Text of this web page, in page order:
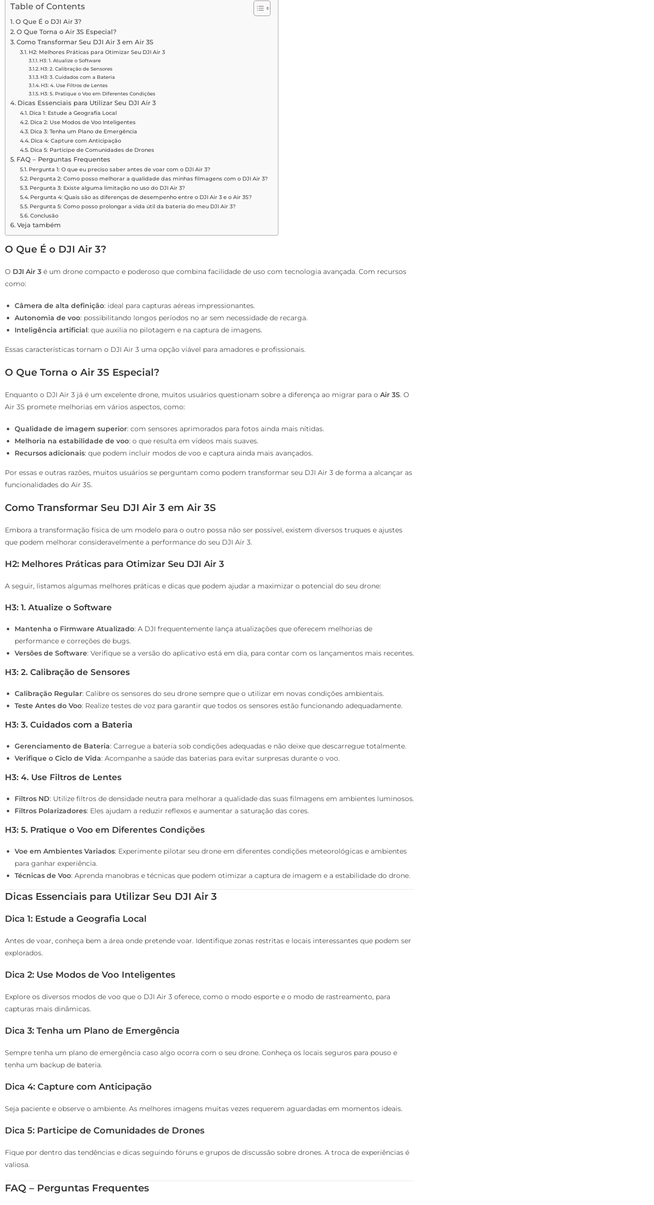
Table of Contents
O Que É o DJI Air 3?
O Que Torna o Air 3S Especial?
Como Transformar Seu DJI Air 3 em Air 3S
H2: Melhores Práticas para Otimizar Seu DJI Air 3
H3: 1. Atualize o Software
H3: 2. Calibração de Sensores
H3: 3. Cuidados com a Bateria
H3: 4. Use Filtros de Lentes
H3: 5. Pratique o Voo em Diferentes Condições
Dicas Essenciais para Utilizar Seu DJI Air 3
Dica 1: Estude a Geografia Local
Dica 2: Use Modos de Voo Inteligentes
Dica 3: Tenha um Plano de Emergência
Dica 4: Capture com Anticipação
Dica 5: Participe de Comunidades de Drones
FAQ – Perguntas Frequentes
Pergunta 1: O que eu preciso saber antes de voar com o DJI Air 3?
Pergunta 2: Como posso melhorar a qualidade das minhas filmagens com o DJI Air 3?
Pergunta 3: Existe alguma limitação no uso do DJI Air 3?
Pergunta 4: Quais são as diferenças de desempenho entre o DJI Air 3 e o Air 3S?
Pergunta 5: Como posso prolongar a vida útil da bateria do meu DJI Air 3?
Conclusão
Veja também
O Que É o DJI Air 3?
O DJI Air 3 é um drone compacto e poderoso que combina facilidade de uso com tecnologia avançada. Com recursos
como:
Câmera de alta definição: ideal para capturas aéreas impressionantes.
Autonomia de voo: possibilitando longos períodos no ar sem necessidade de recarga.
Inteligência artificial: que auxilia no pilotagem e na captura de imagens.
Essas características tornam o DJI Air 3 uma opção viável para amadores e profissionais.
O Que Torna o Air 3S Especial?
Enquanto o DJI Air 3 já é um excelente drone, muitos usuários questionam sobre a diferença ao migrar para o Air 3S. O
Air 3S promete melhorias em vários aspectos, como:
Qualidade de imagem superior: com sensores aprimorados para fotos ainda mais nítidas.
Melhoria na estabilidade de voo: o que resulta em vídeos mais suaves.
Recursos adicionais: que podem incluir modos de voo e captura ainda mais avançados.
Por essas e outras razões, muitos usuários se perguntam como podem transformar seu DJI Air 3 de forma a alcançar as
funcionalidades do Air 3S.
Como Transformar Seu DJI Air 3 em Air 3S
Embora a transformação física de um modelo para o outro possa não ser possível, existem diversos truques e ajustes
que podem melhorar consideravelmente a performance do seu DJI Air 3.
H2: Melhores Práticas para Otimizar Seu DJI Air 3
A seguir, listamos algumas melhores práticas e dicas que podem ajudar a maximizar o potencial do seu drone:
H3: 1. Atualize o Software
Mantenha o Firmware Atualizado: A DJI frequentemente lança atualizações que oferecem melhorias de
performance e correções de bugs.
Versões de Software: Verifique se a versão do aplicativo está em dia, para contar com os lançamentos mais recentes.
H3: 2. Calibração de Sensores
Calibração Regular: Calibre os sensores do seu drone sempre que o utilizar em novas condições ambientais.
Teste Antes do Voo: Realize testes de voz para garantir que todos os sensores estão funcionando adequadamente.
H3: 3. Cuidados com a Bateria
Gerenciamento de Bateria: Carregue a bateria sob condições adequadas e não deixe que descarregue totalmente.
Verifique o Ciclo de Vida: Acompanhe a saúde das baterias para evitar surpresas durante o voo.
H3: 4. Use Filtros de Lentes
Filtros ND: Utilize filtros de densidade neutra para melhorar a qualidade das suas filmagens em ambientes luminosos.
Filtros Polarizadores: Eles ajudam a reduzir reflexos e aumentar a saturação das cores.
H3: 5. Pratique o Voo em Diferentes Condições
Voe em Ambientes Variados: Experimente pilotar seu drone em diferentes condições meteorológicas e ambientes
para ganhar experiência.
Técnicas de Voo: Aprenda manobras e técnicas que podem otimizar a captura de imagem e a estabilidade do drone.
Dicas Essenciais para Utilizar Seu DJI Air 3
Dica 1: Estude a Geografia Local
Antes de voar, conheça bem a área onde pretende voar. Identifique zonas restritas e locais interessantes que podem ser
explorados.
Dica 2: Use Modos de Voo Inteligentes
Explore os diversos modos de voo que o DJI Air 3 oferece, como o modo esporte e o modo de rastreamento, para
capturas mais dinâmicas.
Dica 3: Tenha um Plano de Emergência
Sempre tenha um plano de emergência caso algo ocorra com o seu drone. Conheça os locais seguros para pouso e
tenha um backup de bateria.
Dica 4: Capture com Anticipação
Seja paciente e observe o ambiente. As melhores imagens muitas vezes requerem aguardadas em momentos ideais.
Dica 5: Participe de Comunidades de Drones
Fique por dentro das tendências e dicas seguindo fóruns e grupos de discussão sobre drones. A troca de experiências é
valiosa.
FAQ – Perguntas Frequentes